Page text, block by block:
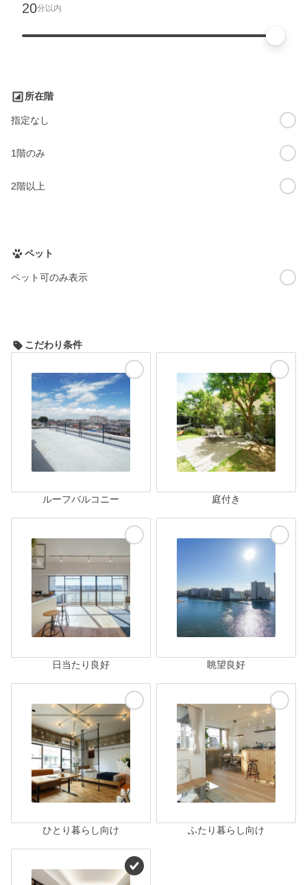
20分以内
所在階
指定なし
1階のみ
2階以上
ペット
ペット可のみ表示
こだわり条件
ルーフバルコニー 庭付き
日当たり良好 眺望良好
ひとり暮らし向け ふたり暮らし向け